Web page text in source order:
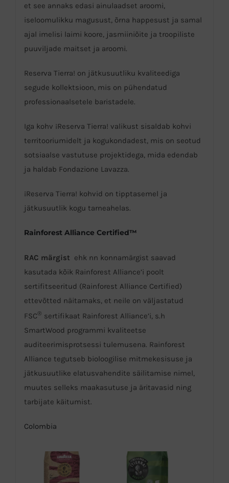
et see annaks edasi ainulaadset aroomi,
iseloomulikku magusust, õrna happesust ja samal
ajal imelisi laimi koore, jasmiiniõite ja troopiliste
puuviljade maitset ja aroomi.
Reserva Tierra! on jätkusuutliku kvaliteediga
segude kollektsioon, mis on pühendatud
professionaalsetele baristadele.
Iga kohv ¡Reserva Tierra! valikust sisaldab kohvi
territooriumidelt ja kogukondadest, mis on seotud
sotsiaalse vastutuse projektidega, mida edendab
ja haldab Fondazione Lavazza.
¡Reserva Tierra! kohvid on tipptasemel ja
jätkusuutlik kogu tarneahelas.
Rainforest Alliance Certified™
RAC märgist ehk nn konnamärgist saavad
kasutada kõik Rainforest Alliance’i poolt
sertifitseeritud (Rainforest Alliance Certified)
ettevõtted näitamaks, et neile on väljastatud
FSC® sertifikaat Rainforest Alliance’i, s.h
SmartWood programmi kvaliteetse
auditeerimisprotsessi tulemusena. Rainforest
Alliance tegutseb bioloogilise mitmekesisuse ja
jätkusuutlike elatusvahendite säilitamise nimel,
muutes selleks maakasutuse ja äritavasid ning
tarbijate käitumist.
Colombia